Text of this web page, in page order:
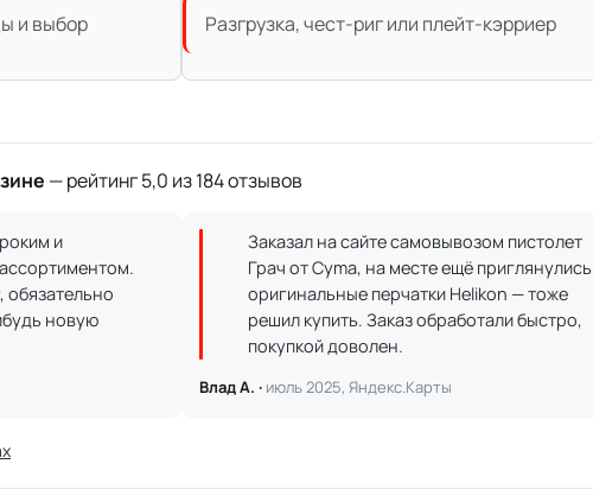
и выбор Разгрузка, чест-риг или плейт-кэрриер
— рейтинг 5,0 из 184 отзывов
и
обязательно
новую
Заказал на сайте самовывозом пистолет
Грач от Cyma, на месте ещё приглянулись
оригинальные перчатки Helikon — тоже
решил купить. Заказ обработали быстро,
покупкой доволен.
Влад А. · июль 2025, Яндекс.Карты